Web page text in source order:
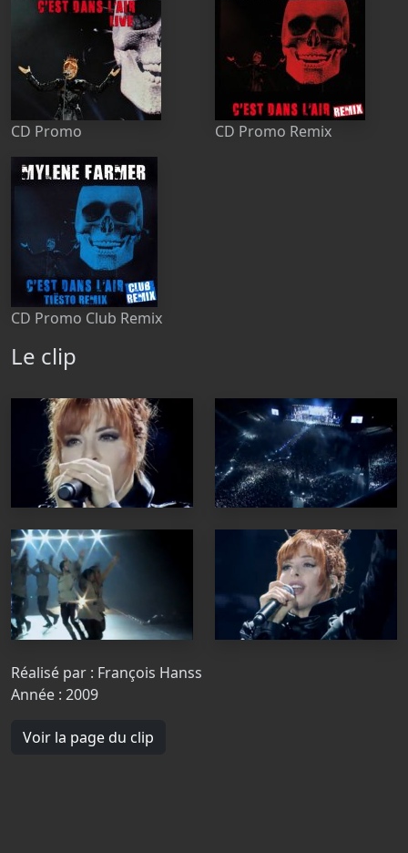
CD Promo CD Promo Remix
CD Promo Club Remix
Le clip
Réalisé par : François Hanss
Année : 2009
Voir la page du clip